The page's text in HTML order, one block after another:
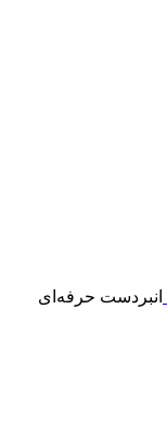
انبردست حرفه‌ای